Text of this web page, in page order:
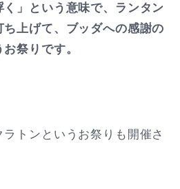
」という意味で、ランタン
上げて、ブッダへの感謝の
祭りです。
トンというお祭りも開催さ